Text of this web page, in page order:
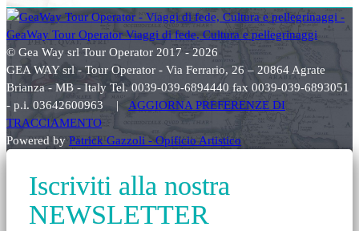
© Gea Way srl Tour Operator 2017 - 2026
GEA WAY srl - Tour Operator - Via Ferrario, 26 – 20864 Agrate
Brianza - MB - Italy Tel. 0039-039-6894440 fax 0039-039-6893051
- p.i. 03642600963 | AGGIORNA PREFERENZE DI
TRACCIAMENTO
Powered byPatrick Gazzoli - Opificio Artistico
Iscriviti alla nostra
NEWSLETTER